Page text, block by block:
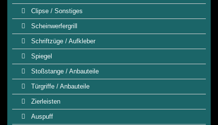
Clipse / Sonstiges
Scheinwerfergrill
Schriftzüge / Aufkleber
Spiegel
Stoßstange / Anbauteile
Türgriffe / Anbauteile
Zierleisten
Auspuff